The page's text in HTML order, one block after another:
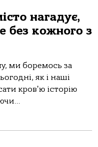
нагадує,
без кожного з
ми боремось за
як і наші
кровʼю історію